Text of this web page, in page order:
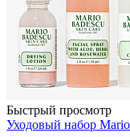
Быстрый просмотр
Уходовый набор